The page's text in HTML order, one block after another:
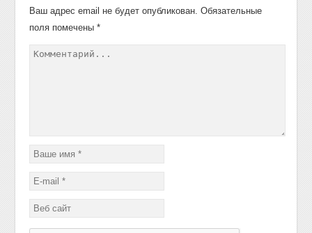
Ваш адрес email не будет опубликован. Обязательные
поля помечены*